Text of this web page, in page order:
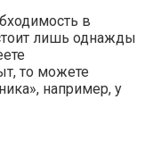
в
лишь однажды
то можете
например, у